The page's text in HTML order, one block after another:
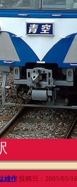
雄作投稿日：2005/05/